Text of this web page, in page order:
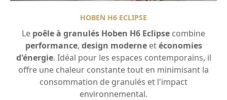
HOBEN H6 ECLIPSE
Le poêle à granulés Hoben H6 Eclipse combine
performance, design moderneetéconomies
d'énergie. Idéal pour les espaces contemporains, il
offre une chaleur constante tout en minimisant la
consommation de granulés et l'impact
environnemental.